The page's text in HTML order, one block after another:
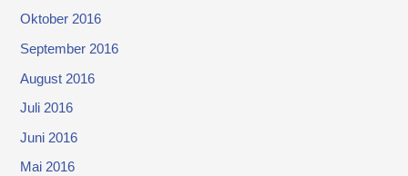
Oktober 2016
September 2016
August 2016
Juli 2016
Juni 2016
Mai 2016